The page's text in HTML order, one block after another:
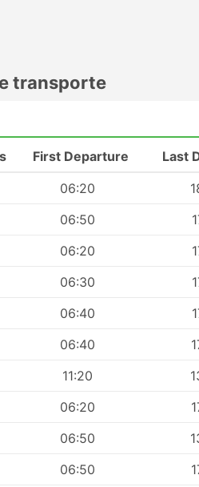
transporte
First Departure Last
06:20
06:50
06:20
06:30
06:40
06:40
11:20
06:20
06:50
06:50